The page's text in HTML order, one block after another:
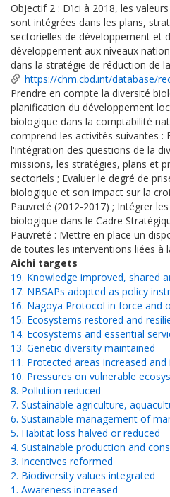
Objectif 2 : D’ici à 2018, les
sont intégrées dans les plans,
sectorielles de développement et
développement aux niveaux
dans la stratégie de réduction de
https://chm.cbd.int/database/
Prendre en compte la diversité
planification du développement
biologique dans la comptabilité
comprend les activités suivantes :
l'intégration des questions de la
missions, les stratégies, plans et
sectoriels ; Evaluer le degré de
biologique et son impact sur la
Pauvreté (2012-2017) ; Intégrer
biologique dans le Cadre
Pauvreté : Mettre en place un
de toutes les interventions liées à
Aichi targets
19. Knowledge improved, shared
17. NBSAPs adopted as policy
16. Nagoya Protocol in force and
15. Ecosystems restored and
14. Ecosystems and essential
13. Genetic diversity maintained
11. Protected areas increased
10. Pressures on vulnerable
8. Pollution reduced
7. Sustainable agriculture,
6. Sustainable management of
5. Habitat loss halved or reduced
4. Sustainable production and
3. Incentives reformed
2. Biodiversity values integrated
1. Awareness increased